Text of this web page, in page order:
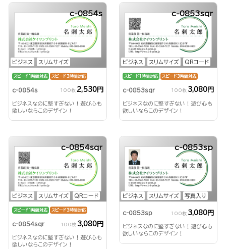
ビジネス スリムサイズ
c-0854s
スピード1時間対応 スピード3時間対応
c-0854s 100枚 2,530円
ビジネスなのに堅すぎない！遊び心も
欲しいならこのデザイン！
ビジネス スリムサイズ QRコード
c-0853sqr
スピード1時間対応 スピード3時間対応
c-0853sqr 100枚 3,080円
ビジネスなのに堅すぎない！遊び心も
欲しいならこのデザイン！
ビジネス スリムサイズ QRコード
c-0854sqr
スピード1時間対応 スピード3時間対応
c-0854sqr 100枚 3,080円
ビジネスなのに堅すぎない！遊び心も
欲しいならこのデザイン！
ビジネス スリムサイズ 写真入り
c-0853sp
c-0853sp 100枚 3,080円
ビジネスなのに堅すぎない！遊び心も
欲しいならこのデザイン！